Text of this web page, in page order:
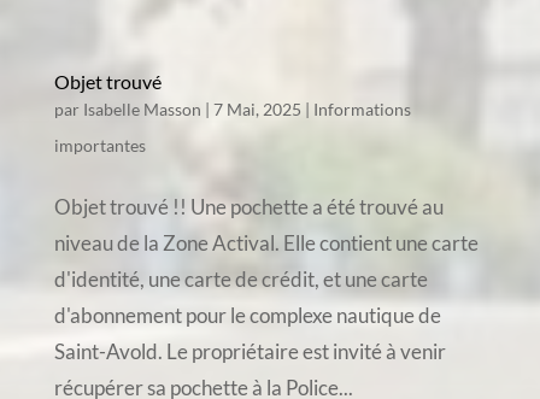
Objet trouvé
par Isabelle Masson | 7 Mai, 2025 | Informations
importantes
Objet trouvé !! Une pochette a été trouvé au
niveau de la Zone Actival. Elle contient une carte
d'identité, une carte de crédit, et une carte
d'abonnement pour le complexe nautique de
Saint-Avold. Le propriétaire est invité à venir
récupérer sa pochette à la Police...